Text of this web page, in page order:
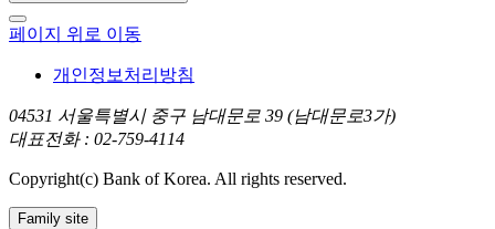
페이지 위로 이동
개인정보처리방침
04531 서울특별시 중구 남대문로 39 (남대문로3가)
대표전화 : 02-759-4114
Copyright(c) Bank of Korea. All rights reserved.
Family site